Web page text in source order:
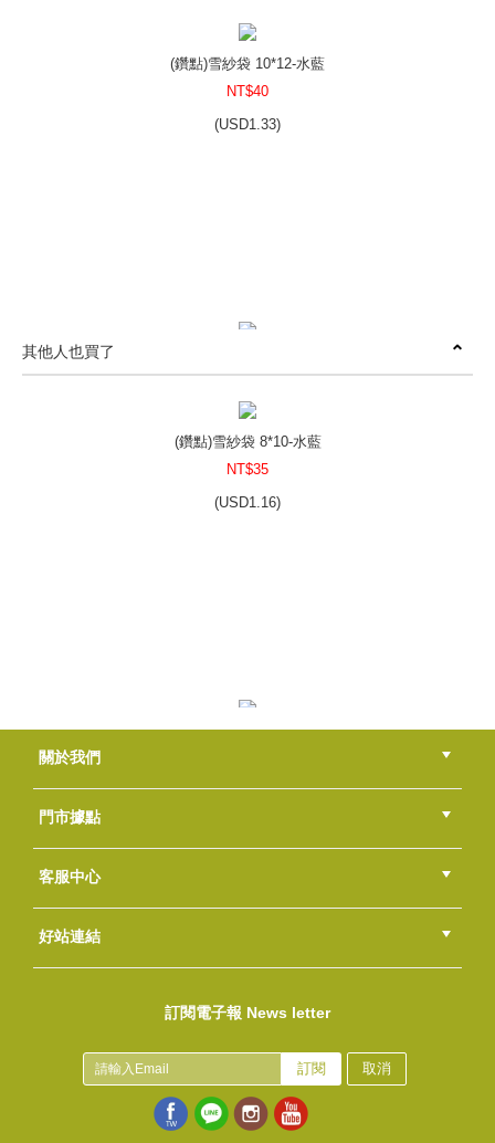
(鑽點)雪紗袋 10*12-水藍
NT$40
(USD1.33)
USD1.16)
(USD1.99)
其他人也買了
(鑽點)雪紗袋 8*10-水藍
NT$35
(USD1.16)
(USD1.16)
關於我們
公司簡介
品牌故事
最新消息
隱私權聲明
版權聲明
門市據點
總部
北區
中區
南區
東區
海外
客服中心
會員等級
購物流程
訂單查詢
常見問題
海外訂購流程
連絡我們
下載專區
紅利點數
好站連結
訂閱電子報 News letter
訂閱 取消